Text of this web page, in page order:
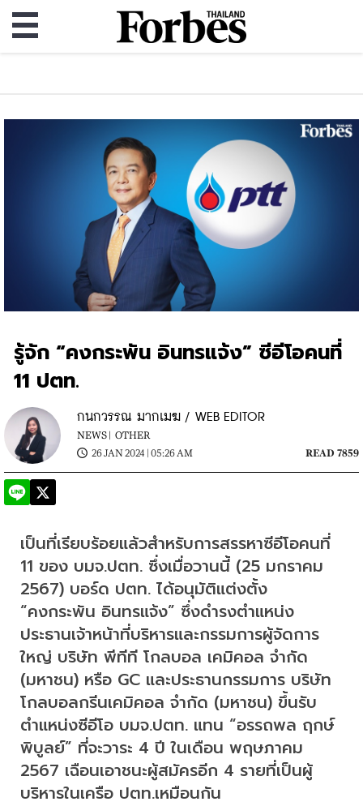
รู้จัก “คงกระพัน อินทรแจ้ง” ซีอีโอคนที่
11 ปตท.
กนกวรรณ มากเมฆ / WEB EDITOR
NEWS | OTHER
26 JAN 2024 | 05:26 AM
READ 7859
เป็นที่เรียบร้อยแล้วสำหรับการสรรหาซีอีโอคนที่
11 ของ บมจ.ปตท. ซึ่งเมื่อวานนี้ (25 มกราคม
2567) บอร์ด ปตท. ได้อนุมัติแต่งตั้ง
“คงกระพัน อินทรแจ้ง” ซึ่งดำรงตำแหน่ง
ประธานเจ้าหน้าที่บริหารและกรรมการผู้จัดการ
ใหญ่ บริษัท พีทีที โกลบอล เคมิคอล จำกัด
(มหาชน) หรือ GC และประธานกรรมการ บริษัท
โกลบอลกรีนเคมิคอล จำกัด (มหาชน) ขึ้นรับ
ตำแหน่งซีอีโอ บมจ.ปตท. แทน “อรรถพล ฤกษ์
พิบูลย์” ที่จะวาระ 4 ปี ในเดือน พฤษภาคม
2567 เฉือนเอาชนะผู้สมัครอีก 4 รายที่เป็นผู้
บริหารในเครือ ปตท.เหมือนกัน